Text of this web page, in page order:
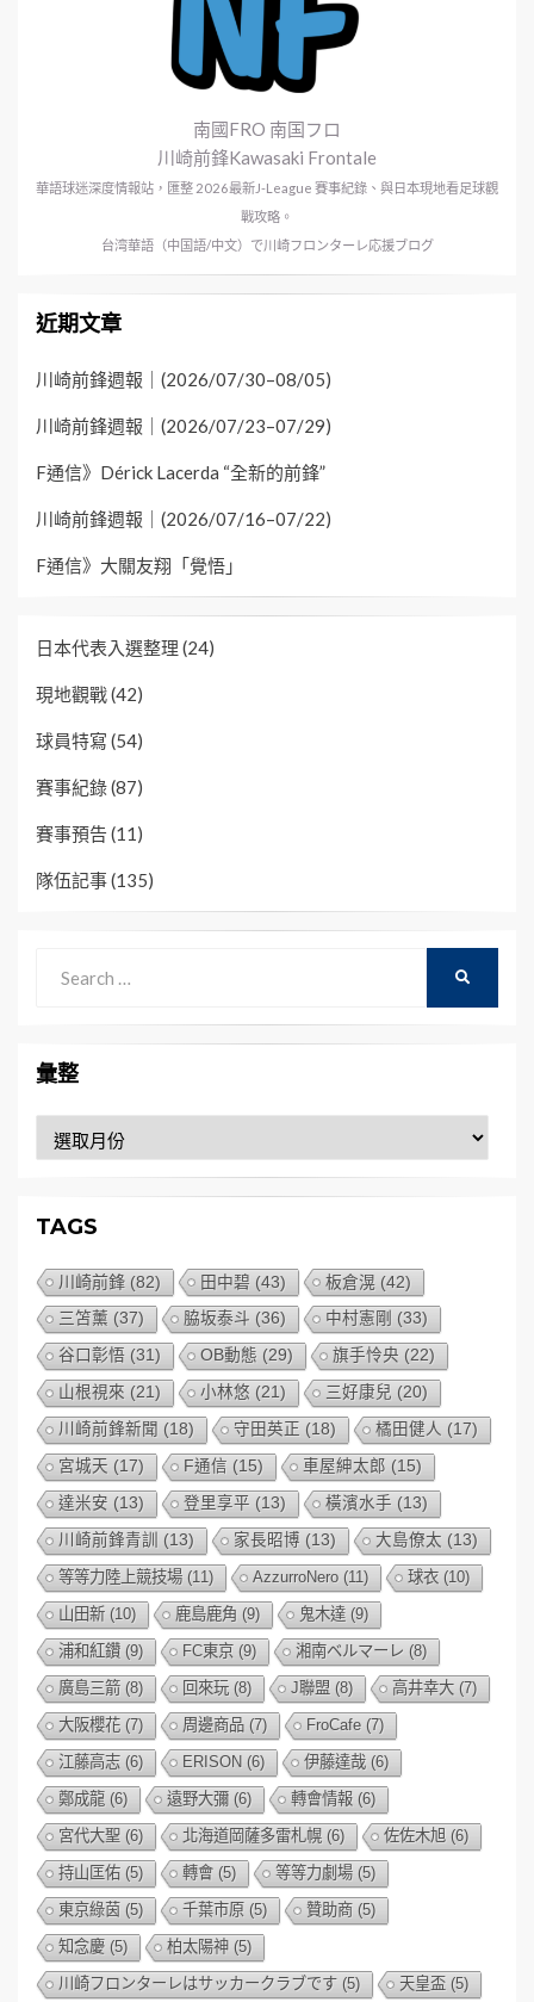
南國FRO 南国フロ
川崎前鋒Kawasaki Frontale
華語球迷深度情報站，匯整 2026最新J-League 賽事紀錄、與日本現地看足球觀
戰攻略。
台湾華語（中国語/中文）で川崎フロンターレ応援ブログ
近期文章
川崎前鋒週報｜(2026/07/30–08/05)
川崎前鋒週報｜(2026/07/23–07/29)
F通信》Dérick Lacerda “全新的前鋒”
川崎前鋒週報｜(2026/07/16–07/22)
F通信》大關友翔「覺悟」
日本代表入選整理 (24)
現地觀戰(42)
球員特寫 (54)
賽事紀錄(87)
賽事預告(11)
隊伍記事(135)
for:
彙整
整
TAGS
川崎前鋒 (82) 田中碧 (43) 板倉滉 (42)
三笘薰 (37) 脇坂泰斗 (36) 中村憲剛 (33)
谷口彰悟 (31) OB動態 (29) 旗手怜央 (22)
山根視來 (21) 小林悠 (21) 三好康兒 (20)
川崎前鋒新聞 (18) 守田英正 (18) 橘田健人 (17)
宮城天 (17) F通信 (15) 車屋紳太郎 (15)
達米安 (13) 登里享平 (13) 橫濱水手 (13)
川崎前鋒青訓 (13) 家長昭博 (13) 大島僚太 (13)
等等力陸上競技場 (11) AzzurroNero (11) 球衣 (10)
山田新 (10) 鹿島鹿角 (9) 鬼木達 (9)
浦和紅鑽 (9) FC東京 (9) 湘南ベルマーレ (8)
廣島三箭 (8) 回來玩 (8) J聯盟 (8) 高井幸大 (7)
大阪櫻花 (7) 周邊商品 (7) FroCafe (7)
江藤高志 (6) ERISON (6) 伊藤達哉 (6)
鄭成龍 (6) 遠野大彌 (6) 轉會情報 (6)
宮代大聖 (6) 北海道岡薩多雷札幌 (6) 佐佐木旭 (6)
持山匡佑 (5) 轉會 (5) 等等力劇場 (5)
東京綠茵 (5) 千葉市原 (5) 贊助商 (5)
知念慶 (5) 柏太陽神 (5)
川崎フロンターレはサッカークラブです (5) 天皇盃 (5)